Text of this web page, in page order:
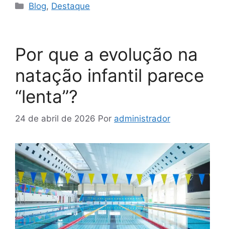
Blog, Destaque
Por que a evolução na
natação infantil parece
“lenta”?
24 de abril de 2026 Por administrador